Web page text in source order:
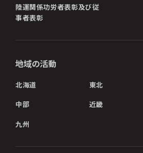
陸運関係功労者表彰及び従
事者表彰
地域の活動
北海道 東北
中部 近畿
九州